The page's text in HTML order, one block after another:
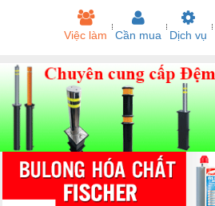
Việc làm Cần mua Dịch vụ